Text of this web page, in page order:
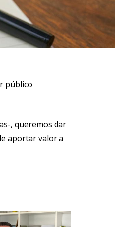
público
, queremos dar
aportar valor a